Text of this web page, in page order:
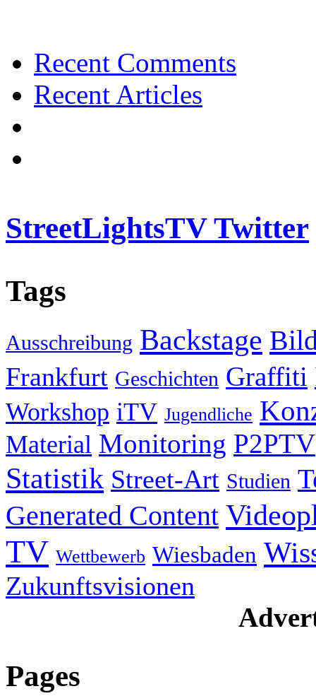
Recent Comments
Recent Articles
StreetLightsTV Twitter
Tags
Ausschreibung Backstage
Frankfurt Geschichten Graffiti
Workshop iTV Jugendliche
Material Monitoring P2PTV
Statistik Street-Art Studien
Generated Content
TV Wettbewerb Wiesbaden
Zukunftsvisionen
Pages